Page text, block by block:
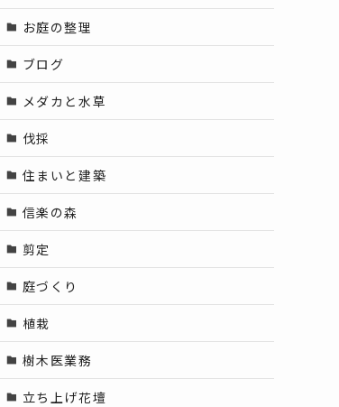
お庭の整理
ブログ
メダカと水草
伐採
住まいと建築
信楽の森
剪定
庭づくり
植栽
樹木医業務
立ち上げ花壇